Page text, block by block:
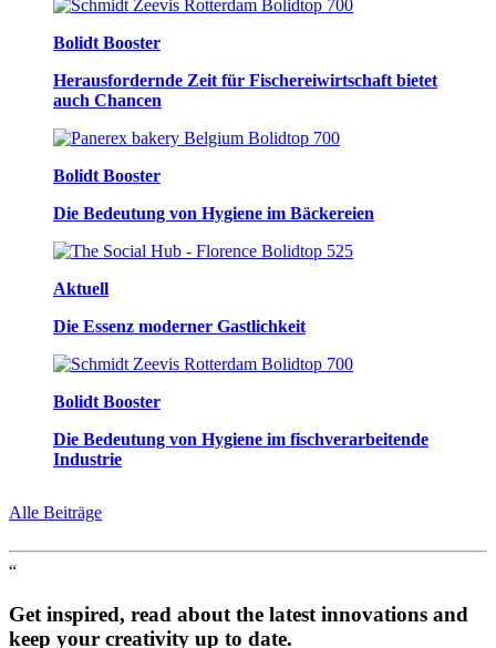
Bolidt Booster
Herausfordernde Zeit für Fischereiwirtschaft bietet
auch Chancen
Bolidt Booster
Die Bedeutung von Hygiene im Bäckereien
Aktuell
Die Essenz moderner Gastlichkeit
Bolidt Booster
Die Bedeutung von Hygiene im fischverarbeitende
Industrie
Alle Beiträge
“
Get inspired, read about the latest innovations and
keep your creativity up to date.